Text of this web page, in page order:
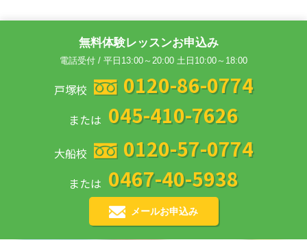
無料体験レッスンお申込み
電話受付 / 平日13:00～20:00 土日10:00～18:00
戸塚校 0120-86-0774
または 045-410-7626
大船校 0120-57-0774
または 0467-40-5938
メールお申込み